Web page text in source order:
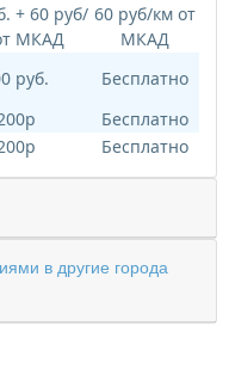
+ 60 руб/
МКАД
60 руб/км от
МКАД
руб.
Бесплатно
Бесплатно
Бесплатно
в другие города